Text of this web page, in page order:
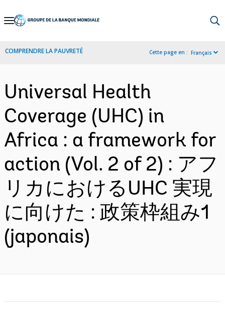
Skip
Navigation
COMPRENDRE LA PAUVRETÉ Cette page en : Français
Universal Health
Coverage (UHC) in
Africa : a framework for
action (Vol. 2 of 2) : アフ
リカにおけるUHC 実現
に向けた : 政策枠組み1
(japonais)